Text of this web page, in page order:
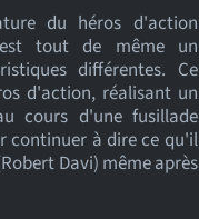
du héros d'action
tout de même un
différentes. Ce
d'action, réalisant un
cours d'une fusillade
continuer à dire ce qu'il
Davi) même après